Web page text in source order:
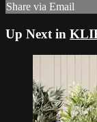
Share via Email
Up Next in